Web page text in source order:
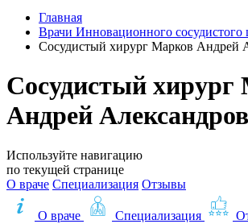
Главная
Врачи Инновационного сосудистого
Сосудистый хирург Марков Андрей
Сосудистый хирург
Андрей
Используйте навигацию
по текущей странице
О враче Специализация Отзывы
О враче Специализация